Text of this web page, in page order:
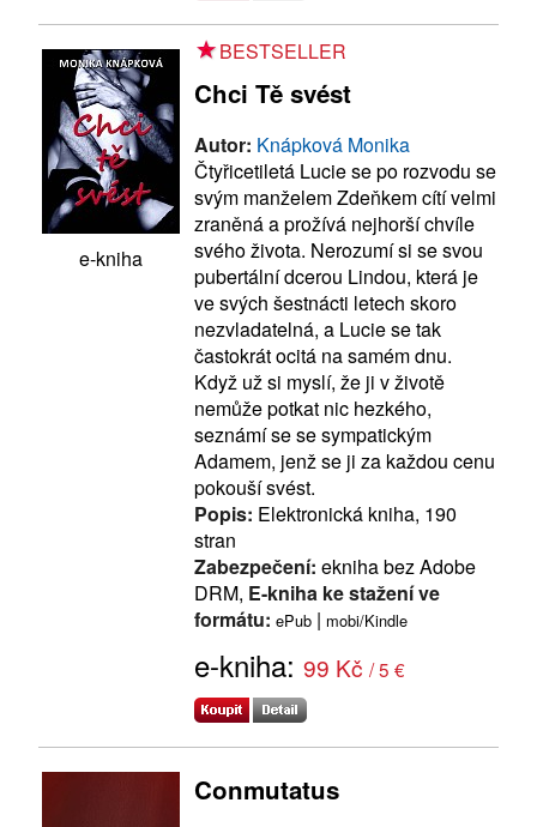
e-kniha
BESTSELLER
Chci Tě svést
Autor: Knápková Monika
Čtyřicetiletá Lucie se po rozvodu se
svým manželem Zdeňkem cítí velmi
zraněná a prožívá nejhorší chvíle
svého života. Nerozumí si se svou
pubertální dcerou Lindou, která je
ve svých šestnácti letech skoro
nezvladatelná, a Lucie se tak
častokrát ocitá na samém dnu.
Když už si myslí, že ji v životě
nemůže potkat nic hezkého,
seznámí se se sympatickým
Adamem, jenž se ji za každou cenu
pokouší svést.
Popis: Elektronická kniha, 190
stran
Zabezpečení: ekniha bez Adobe
DRM, E-kniha ke stažení ve
formátu: ePub | mobi/Kindle
e-kniha: 99 Kč / 5 €
Conmutatus